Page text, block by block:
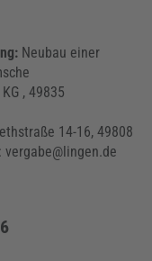
Neubau einer
, 49835
14-16, 49808
vergabe@lingen.de